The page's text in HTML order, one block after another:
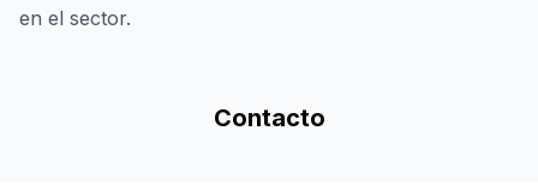
en el sector.
Contacto